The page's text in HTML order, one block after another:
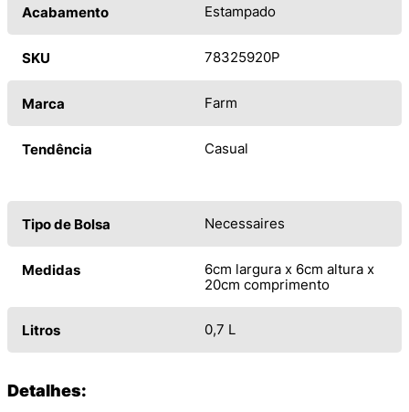
Acabamento Estampado
SKU 78325920P
Marca Farm
Tendência Casual
Tipo de Bolsa Necessaires
Medidas
6cm largura x 6cm altura x
20cm comprimento
Litros 0,7 L
Detalhes: